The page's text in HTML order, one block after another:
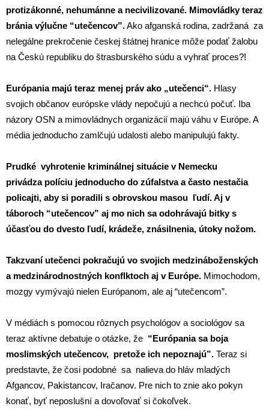
protizákonné, nehumánne a necivilizované. Mimovládky teraz
bránia výlučne “utečencov”.Ako afganská rodina, zadržaná za
nelegálne prekročenie českej štátnej hranice môže podať žalobu
na Českú republiku do štrasburského súdu a vyhrať proces?!
Európania majú teraz menej práv ako „utečenci“. Hlasy
svojich občanov európske vlády nepočujú a nechcú počuť. Iba
názory OSN a mimovládnych organizácií majú váhu v Európe. A
média jednoducho zamlčujú udalosti alebo manipulujú fakty.
Prudké vyhrotenie kriminálnej situácie v Nemecku
privádza políciu jednoducho do zúfalstva a často nestačia
policajti, aby si poradili s obrovskou masou ľudí. Aj v
táboroch “utečencov” aj mo nich sa odohrávajú bitky s
účasťou do dvesto ľudí, krádeže, znásilnenia, útoky nožom.
Takzvaní utečenci pokračujú vo svojich medzináboženských
a medzinárodnostných konflktoch aj v Európe. Mimochodom,
mozgy vymývajú nielen Európanom, ale aj “utečencom”.
V médiách s pomocou rôznych psychológov a sociológov sa
teraz aktívne debatuje o otázke, že “Európania sa boja
moslimských utečencov, pretože ich nepoznajú”. Teraz si
predstavte, že čosi podobné sa nalieva do hláv mladých
Afgancov, Pakistancov, Iračanov. Pre nich to znie ako pokyn
konať, byť neposlušní a dovoľovať si čokoľvek.